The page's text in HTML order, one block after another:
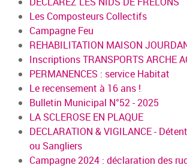
Les Composteurs Collectifs
Campagne Feu
REHABILITATION MAISON
Inscriptions TRANSPORTS ARCHE
PERMANENCES : service Habitat
Le recensement à 16 ans !
Bulletin Municipal N°52 - 2025
LA SCLEROSE EN PLAQUE
DECLARATION & VIGILANCE -
ou Sangliers
Campagne 2024 : déclaration des